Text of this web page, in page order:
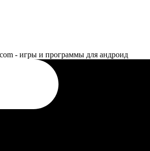
- игры и программы для андроид